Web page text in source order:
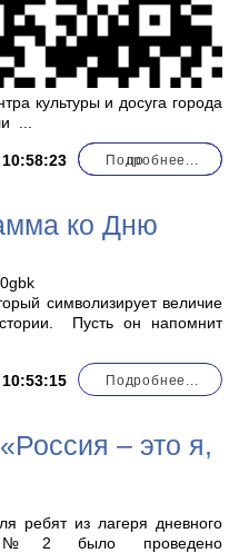
культуры и досуга города
по
Подробнее...
ко Дню
символизирует величие
Пусть он напомнит
Подробнее...
– это я,
ребят из лагеря дневного
№2 было проведено